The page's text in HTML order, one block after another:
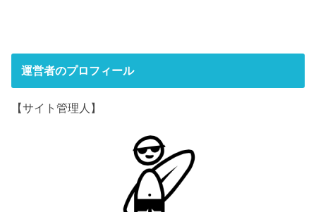
運営者のプロフィール
【サイト管理人】